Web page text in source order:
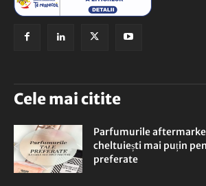
Cele mai citite
Parfumurile
cheltuiești mai puțin
preferate